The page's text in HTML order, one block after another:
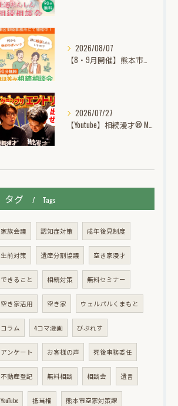
2026/08/07
【8・9月開催】熊本市東区御領｜ほほ笑み相続個別無料相談会
2026/07/27
【Youtube】相続漫才® M-1グランプリ挑戦記動画公開中！
タグ Tags
家族会議 認知症対策 成年後見制度
生前対策 遺産分割協議 空き家漫才
できること 相続対策 無料セミナー
空き家活用 空き家 ウェルパルくまもと
コラム 4コマ漫画 びぷれす
アンケート お客様の声 死後事務委任
不動産登記 無料相談 相談会 遺言
YouTube 抵当権 熊本市空家対策課